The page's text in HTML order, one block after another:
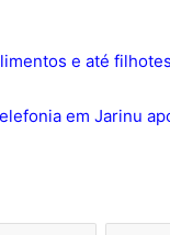
e até
em Jarinu